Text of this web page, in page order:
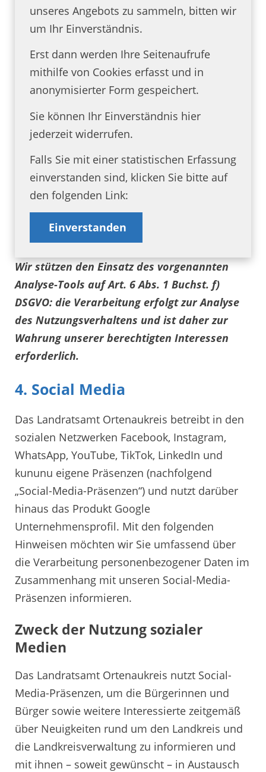
unseres Angebots zu sammeln, bitten wir
um Ihr Einverständnis.
Erst dann werden Ihre Seitenaufrufe
mithilfe von Cookies erfasst und in
anonymisierter Form gespeichert.
Sie können Ihr Einverständnis hier
jederzeit widerrufen.
Falls Sie mit einer statistischen Erfassung
einverstanden sind, klicken Sie bitte auf
den folgenden Link:
Einverstanden
Wir stützen den Einsatz des vorgenannten
Analyse-Tools auf Art. 6 Abs. 1 Buchst. f)
DSGVO: die Verarbeitung erfolgt zur Analyse
des Nutzungsverhaltens und ist daher zur
Wahrung unserer berechtigten Interessen
erforderlich.
4. Social Media
Das Landratsamt Ortenaukreis betreibt in den
sozialen Netzwerken Facebook, Instagram,
WhatsApp, YouTube, TikTok, LinkedIn und
kununu eigene Präsenzen (nachfolgend
„Social-Media-Präsenzen“) und nutzt darüber
hinaus das Produkt Google
Unternehmensprofil. Mit den folgenden
Hinweisen möchten wir Sie umfassend über
die Verarbeitung personenbezogener Daten im
Zusammenhang mit unseren Social-Media-
Präsenzen informieren.
Zweck der Nutzung sozialer
Medien
Das Landratsamt Ortenaukreis nutzt Social-
Media-Präsenzen, um die Bürgerinnen und
Bürger sowie weitere Interessierte zeitgemäß
über Neuigkeiten rund um den Landkreis und
die Landkreisverwaltung zu informieren und
mit ihnen – soweit gewünscht – in Austausch